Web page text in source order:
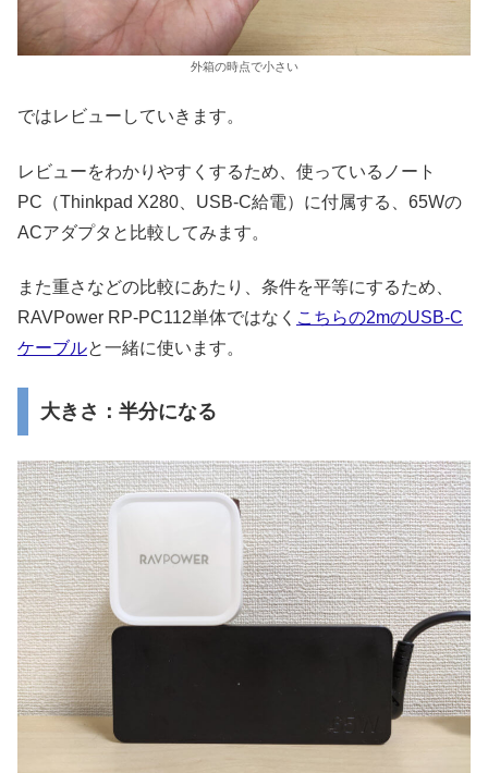
外箱の時点で小さい
ではレビューしていきます。
レビューをわかりやすくするため、使っているノート
PC（Thinkpad X280、USB-C給電）に付属する、65Wの
ACアダプタと比較してみます。
また重さなどの比較にあたり、条件を平等にするため、
RAVPower RP-PC112単体ではなく こちらの2mのUSB-C
ケーブルと一緒に使います。
大きさ：半分になる